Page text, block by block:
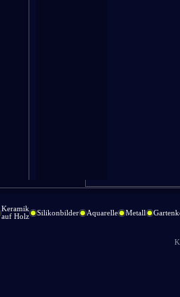
Keramik
auf Holz
Silikonbilder Aquarelle Metall